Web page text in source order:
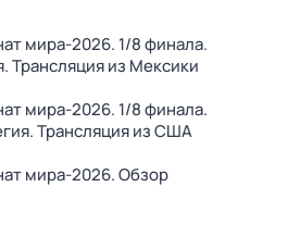
мира-2026. 1/8 финала.
Трансляция из Мексики
мира-2026. 1/8 финала.
Трансляция из США
мира-2026. Обзор